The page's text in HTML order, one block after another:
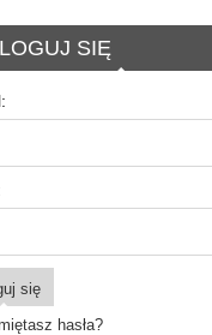
SIĘ
się
hasła?